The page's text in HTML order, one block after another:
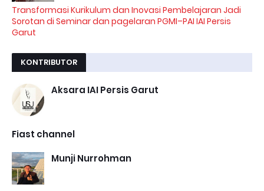
Transformasi Kurikulum dan Inovasi Pembelajaran Jadi
Sorotan di Seminar dan pagelaran PGMI–PAI IAI Persis
Garut
KONTRIBUTOR
Aksara IAI Persis Garut
Fiast channel
Munji Nurrohman